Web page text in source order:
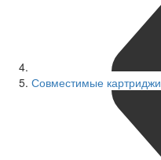
Совместимые картриджи